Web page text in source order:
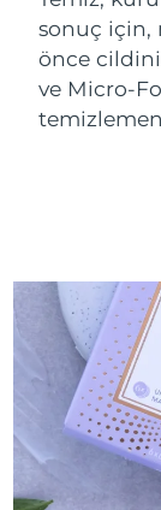
sonuç için,
önce
ve Micro-